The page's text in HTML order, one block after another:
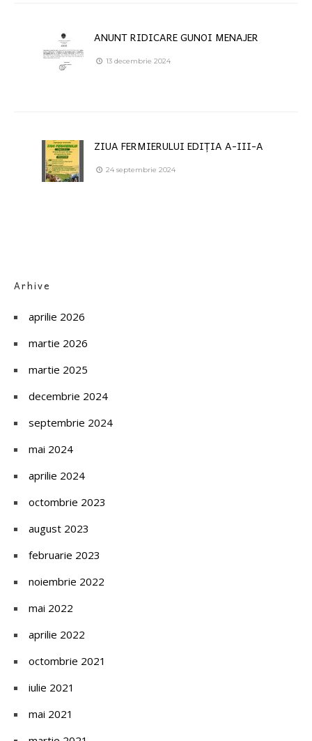
ANUNT RIDICARE GUNOI MENAJER
13 decembrie 2024
ZIUA FERMIERULUI EDIȚIA A-III-A
24 septembrie 2024
Arhive
aprilie 2026
martie 2026
martie 2025
decembrie 2024
septembrie 2024
mai 2024
aprilie 2024
octombrie 2023
august 2023
februarie 2023
noiembrie 2022
mai 2022
aprilie 2022
octombrie 2021
iulie 2021
mai 2021